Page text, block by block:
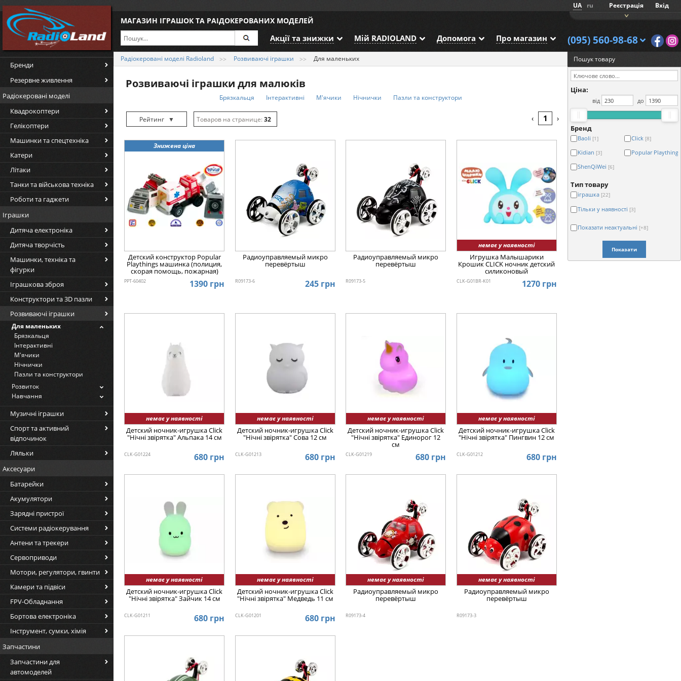
UA ru Реєстрація Вхід
МАГАЗИН ІГРАШОК ТА РАІДОКЕРОВАНИХ МОДЕЛЕЙ
Акції та знижки Мій RADIOLAND Допомога Про магазин (095) 560-98-68
Бренди
Резервне живлення
Радіокеровані моделі
Квадрокоптери
Гелікоптери
Машинки та спецтехніка
Катери
Літаки
Танки та військова техніка
Роботи та гаджети
Іграшки
Дитяча електроніка
Дитяча творчість
Машинки, техніка та
фігурки
Іграшкова зброя
Конструктори та 3D пазли
Розвиваючі іграшки
Для маленьких
Брязкальця
Інтерактивні
М'ячики
Нічнички
Пазли та конструктори
Розвиток
Навчання
Музичні іграшки
Спорт та активний
відпочинок
Ляльки
Аксесуари
Батарейки
Акумулятори
Зарядні пристрої
Системи радіокерування
Антени та трекери
Сервоприводи
Мотори, регулятори, гвинти
Камери та підвіси
FPV-Обладнання
Бортова електроніка
Інструмент, сумки, хімія
Запчастини
Запчастини для
автомоделей
Радіокеровані моделі Radioland Розвиваючі іграшки Для маленьких
Розвиваючі іграшки для малюків
Брязкальця Інтерактивні М'ячики Нічнички Пазли та конструктори
Рейтинг
▼
Дата ▲
Ціна ▲
Ціна ▼
32
‹ 1 ›
Знижена ціна
Детский конструктор Popular
Playthings машинка (полиция,
скорая помощь, пожарная)
PPT-60402 1390 грн
Радиоуправляемый микро
перевёртыш
R09173-6 245 грн
Радиоуправляемый микро
перевёртыш
R09173-5
немає у наявності
Игрушка Малышарики
Крошик CLICK ночник детский
силиконовый
CLK-G01BR-K01 1270 грн
немає у наявності
Детский ночник-игрушка Click
"Hічні звірятка" Альпака 14 см
CLK-G01224 680 грн
немає у наявності
Детский ночник-игрушка Click
"Hічні звірятка" Сова 12 см
CLK-G01213 680 грн
немає у наявності
Детский ночник-игрушка Click
"Hічні звірятка" Единорог 12
см
CLK-G01219 680 грн
немає у наявності
Детский ночник-игрушка Click
"Hічні звірятка" Пингвин 12 см
CLK-G01212 680 грн
немає у наявності
Детский ночник-игрушка Click
"Hічні звірятка" Зайчик 14 см
CLK-G01211 680 грн
немає у наявності
Детский ночник-игрушка Click
"Hічні звірятка" Медведь 11 см
CLK-G01201 680 грн
немає у наявності
Радиоуправляемый микро
перевёртыш
R09173-4
немає у наявності
Радиоуправляемый микро
перевёртыш
R09173-3
Пошук товару
Ціна:
від до
Бренд
Baoli [1] Click [8]
Kidian [3]
Popular
ShenQiWei [6]
Тип товару
іграшка [22]
Тільки у наявності [3]
Показати неактуальні [+8]
Показати